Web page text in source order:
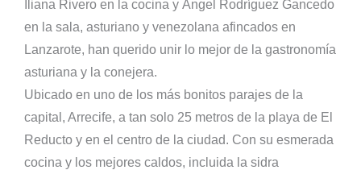
Iliana Rivero en la cocina y Ángel Rodríguez Gancedo
en la sala, asturiano y venezolana afincados en
Lanzarote, han querido unir lo mejor de la gastronomía
asturiana y la conejera.
Ubicado en uno de los más bonitos parajes de la
capital, Arrecife, a tan solo 25 metros de la playa de El
Reducto y en el centro de la ciudad. Con su esmerada
cocina y los mejores caldos, incluida la sidra